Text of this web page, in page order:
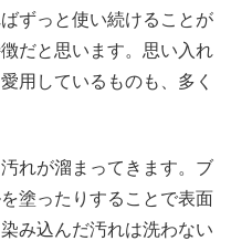
ずっと使い続けることが
だと思います。思い入れ
用しているものも、多く
れが溜まってきます。ブ
塗ったりすることで表面
み込んだ汚れは洗わない